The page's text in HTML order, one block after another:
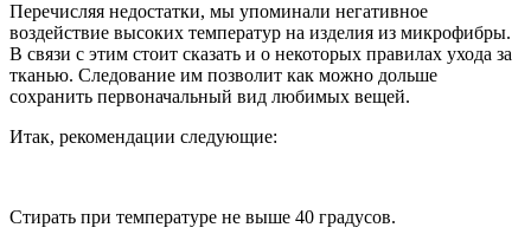
Перечисляя недостатки, мы упоминали негативное
воздействие высоких температур на изделия из микрофибры.
В связи с этим стоит сказать и о некоторых правилах ухода за
тканью. Следование им позволит как можно дольше
сохранить первоначальный вид любимых вещей.
Итак, рекомендации следующие:
Стирать при температуре не выше 40 градусов.